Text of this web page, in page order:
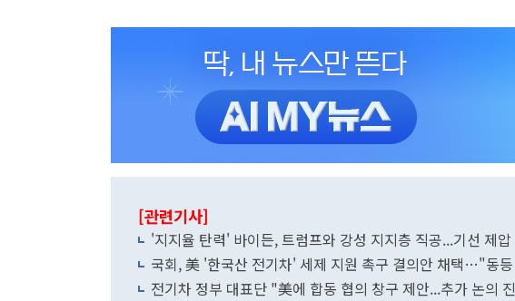
[관련기사]
'지지율 탄력' 바이든, 트럼프와 강성 지지층 직공...기선 제압
국회, 美 '한국산 전기차' 세제 지원 촉구 결의안 채택…"동
전기차 정부 대표단 "美에 합동 협의 창구 제안...추가 논의